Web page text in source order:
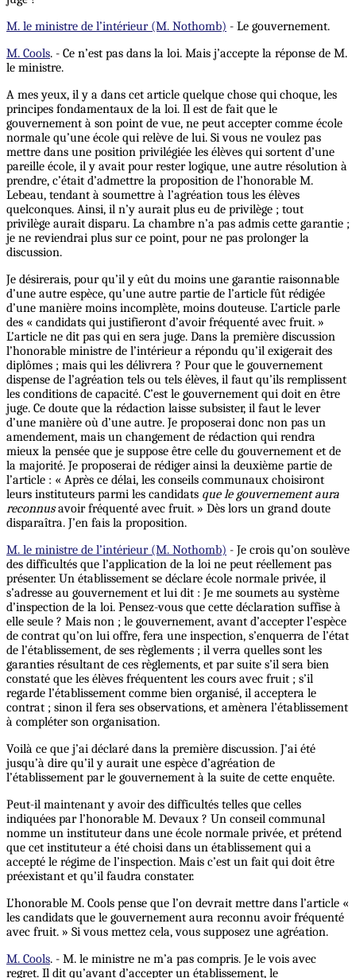
M. le ministre de l’intérieur (M. Nothomb) - Le gouvernement.
M. Cools. - Ce n’est pas dans la loi. Mais j’accepte la réponse de M.
le ministre.
A mes yeux, il y a dans cet article quelque chose qui choque, les
principes fondamentaux de la loi. Il est de fait que le
gouvernement à son point de vue, ne peut accepter comme école
normale qu’une école qui relève de lui. Si vous ne voulez pas
mettre dans une position privilégiée les élèves qui sortent d’une
pareille école, il y avait pour rester logique, une autre résolution à
prendre, c’était d’admettre la proposition de l’honorable M.
Lebeau, tendant à soumettre à l’agréation tous les élèves
quelconques. Ainsi, il n’y aurait plus eu de privilège ; tout
privilège aurait disparu. La chambre n’a pas admis cette garantie ;
je ne reviendrai plus sur ce point, pour ne pas prolonger la
discussion.
Je désirerais, pour qu’il y eût du moins une garantie raisonnable
d’une autre espèce, qu’une autre partie de l’article fût rédigée
d’une manière moins incomplète, moins douteuse. L’article parle
des « candidats qui justifieront d’avoir fréquenté avec fruit. »
L’article ne dit pas qui en sera juge. Dans la première discussion
l’honorable ministre de l’intérieur a répondu qu’il exigerait des
diplômes ; mais qui les délivrera ? Pour que le gouvernement
dispense de l’agréation tels ou tels élèves, il faut qu’ils remplissent
les conditions de capacité. C’est le gouvernement qui doit en être
juge. Ce doute que la rédaction laisse subsister, il faut le lever
d’une manière où d’une autre. Je proposerai donc non pas un
amendement, mais un changement de rédaction qui rendra
mieux la pensée que je suppose être celle du gouvernement et de
la majorité. Je proposerai de rédiger ainsi la deuxième partie de
l’article : « Après ce délai, les conseils communaux choisiront
leurs instituteurs parmi les candidats que le gouvernement aura
reconnusavoir fréquenté avec fruit. » Dès lors un grand doute
disparaîtra. J’en fais la proposition.
M. le ministre de l’intérieur (M. Nothomb) - Je crois qu’on soulève
des difficultés que l’application de la loi ne peut réellement pas
présenter. Un établissement se déclare école normale privée, il
s’adresse au gouvernement et lui dit : Je me soumets au système
d’inspection de la loi. Pensez-vous que cette déclaration suffise à
elle seule ? Mais non ; le gouvernement, avant d’accepter l’espèce
de contrat qu’on lui offre, fera une inspection, s’enquerra de l’état
de l’établissement, de ses règlements ; il verra quelles sont les
garanties résultant de ces règlements, et par suite s’il sera bien
constaté que les élèves fréquentent les cours avec fruit ; s’il
regarde l’établissement comme bien organisé, il acceptera le
contrat ; sinon il fera ses observations, et amènera l’établissement
à compléter son organisation.
Voilà ce que j’ai déclaré dans la première discussion. J’ai été
jusqu’à dire qu’il y aurait une espèce d’agréation de
l’établissement par le gouvernement à la suite de cette enquête.
Peut-il maintenant y avoir des difficultés telles que celles
indiquées par l’honorable M. Devaux ? Un conseil communal
nomme un instituteur dans une école normale privée, et prétend
que cet instituteur a été choisi dans un établissement qui a
accepté le régime de l’inspection. Mais c’est un fait qui doit être
préexistant et qu’il faudra constater.
L’honorable M. Cools pense que l’on devrait mettre dans l’article «
les candidats que le gouvernement aura reconnu avoir fréquenté
avec fruit. » Si vous mettez cela, vous supposez une agréation.
M. Cools. - M. le ministre ne m’a pas compris. Je le vois avec
regret. Il dit qu’avant d’accepter un établissement, le